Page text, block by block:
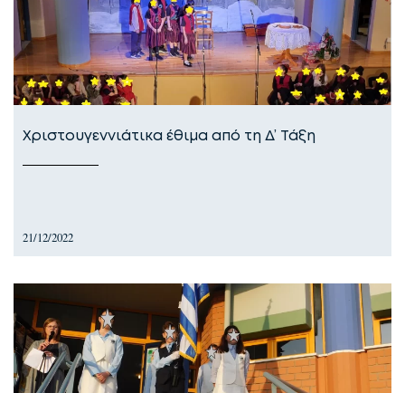
Χριστουγεννιάτικα έθιμα από τη Δ’ Τάξη
21/12/2022